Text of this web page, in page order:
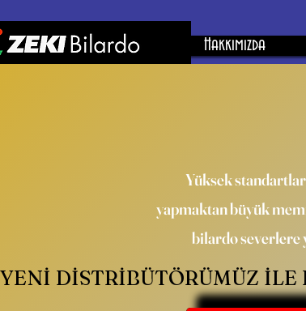
Hakkımızda
Yüksek
yapmaktan büyük
bilardo severlere
YENI DISTRIBÜTÖRÜMÜZ